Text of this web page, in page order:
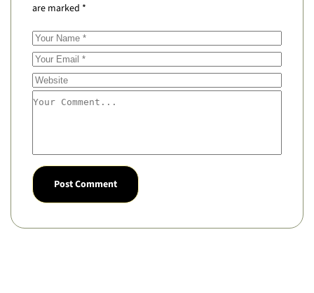
are marked *
Post Comment